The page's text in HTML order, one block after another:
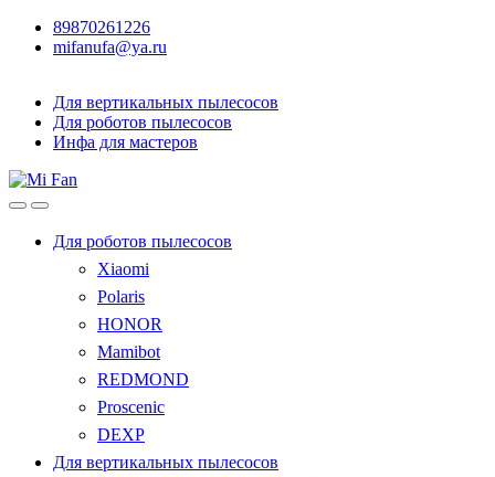
89870261226
mifanufa@ya.ru
Для вертикальных пылесосов
Для роботов пылесосов
Инфа для мастеров
Для роботов пылесосов
Xiaomi
Polaris
HONOR
Mamibot
REDMOND
Proscenic
DEXP
Для вертикальных пылесосов